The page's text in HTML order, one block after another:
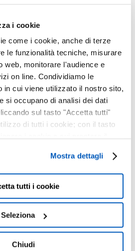
i cookie
come i cookie, anche di terze
le funzionalità tecniche, misurare
web, monitorare l'audience e
on line. Condividiamo le
in cui viene utilizzato il nostro sito,
si occupano di analisi dei dati
sul tasto "Accetta tutti"
di tutti i cookie; con il tasto
la navigazione solo con l'utilizzo
saperne di più ed
il tuo consenso, consulta
ePrivacy. È possibile
accedendo al pannello
Mostra dettagli
tutti i cookie
Seleziona
Chiudi
14 Dicembre, 2024
BACK TO SCHOOL :
APRI IL LIBRO
DELLE OFFERTE!
04 Settembre, 2024
OCCHIALI GLARE :
ECCELLENZA TUTTA
LAVORA CON NOI
24 Novembre, 2023